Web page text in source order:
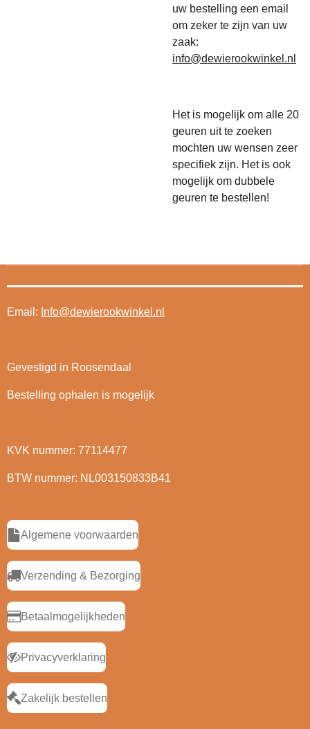
uw bestelling een email
om zeker te zijn van uw
zaak:
info@dewierookwinkel.nl
Het is mogelijk om alle 20
geuren uit te zoeken
mochten uw wensen zeer
specifiek zijn. Het is ook
mogelijk om dubbele
geuren te bestellen!
Email: Info@dewierookwinkel.nl
Gevestigd in Roosendaal
Bestelling ophalen is mogelijk
KVK nummer: 77114477
BTW nummer: NL003150833B41
Algemene voorwaarden
Verzending & Bezorging
Betaalmogelijkheden
Privacyverklaring
Zakelijk bestellen